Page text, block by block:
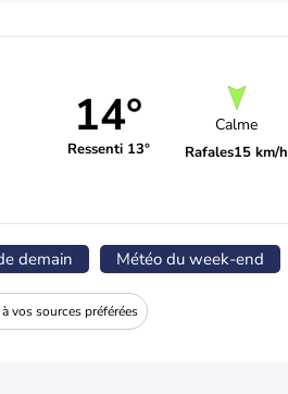
14°
Ressenti 13°
Calme
Rafales15 km/h
demain Météo du week-end
vos sources préférées